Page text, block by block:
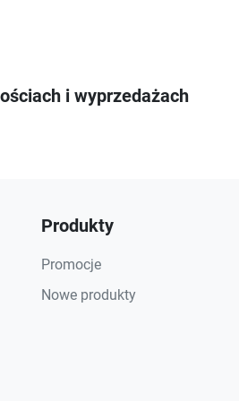
i wyprzedażach
Produkty
Promocje
Nowe produkty